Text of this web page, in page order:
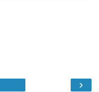
›